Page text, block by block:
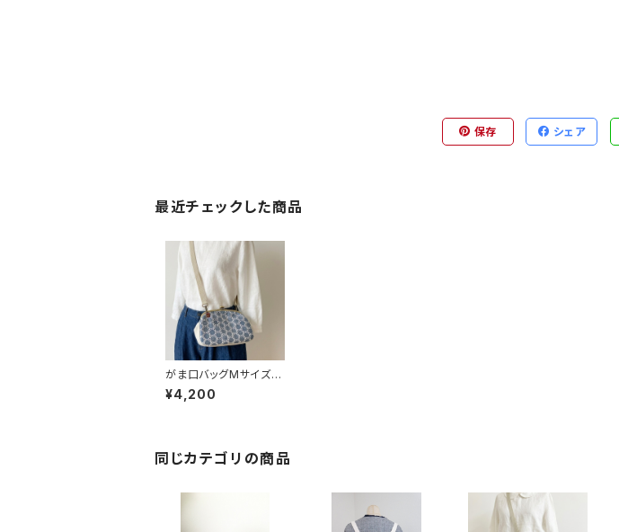
保存 シェア
最近チェックした商品
がま口バッグMサイズ
（ブルーサークルレー
ス）
¥4,200
同じカテゴリの商品